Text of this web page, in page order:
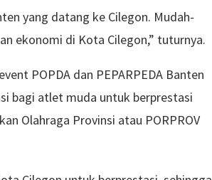
yang datang ke Cilegon. Mudah-
ekonomi di Kota Cilegon,” tuturnya.
POPDA dan PEPARPEDA Banten
bagi atlet muda untuk berprestasi
Olahraga Provinsi atau PORPROV